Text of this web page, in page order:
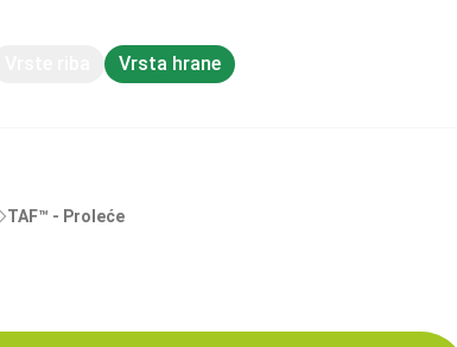
Vrsta hrane
TAF™ - Proleće